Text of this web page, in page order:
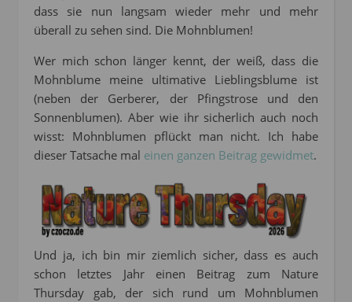
dass sie nun langsam wieder mehr und mehr
überall zu sehen sind. Die Mohnblumen!
Wer mich schon länger kennt, der weiß, dass die
Mohnblume meine ultimative Lieblingsblume ist
(neben der Gerberer, der Pfingstrose und den
Sonnenblumen). Aber wie ihr sicherlich auch noch
wisst: Mohnblumen pflückt man nicht. Ich habe
dieser Tatsache mal einen ganzen Beitrag gewidmet.
Und ja, ich bin mir ziemlich sicher, dass es auch
schon letztes Jahr einen Beitrag zum Nature
Thursday gab, der sich rund um Mohnblumen